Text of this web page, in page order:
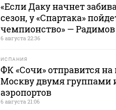
«Если Даку начнет
сезон, у «Спартака»
чемпионство» — Радимов
6 августа 22:36
ИСПАНИЯ
ФК «Сочи» отправится
Москву двумя группами
аэропортов
6 августа 21:06